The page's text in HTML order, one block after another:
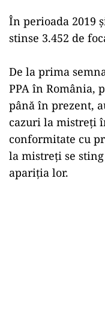
În perioada 2019
stinse 3.452 de
De la prima
PPA în România,
până în prezent,
cazuri la mistreţi
conformitate cu
la mistreţi se
apariţia lor.